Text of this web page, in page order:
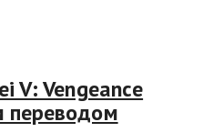
V: Vengeance
переводом